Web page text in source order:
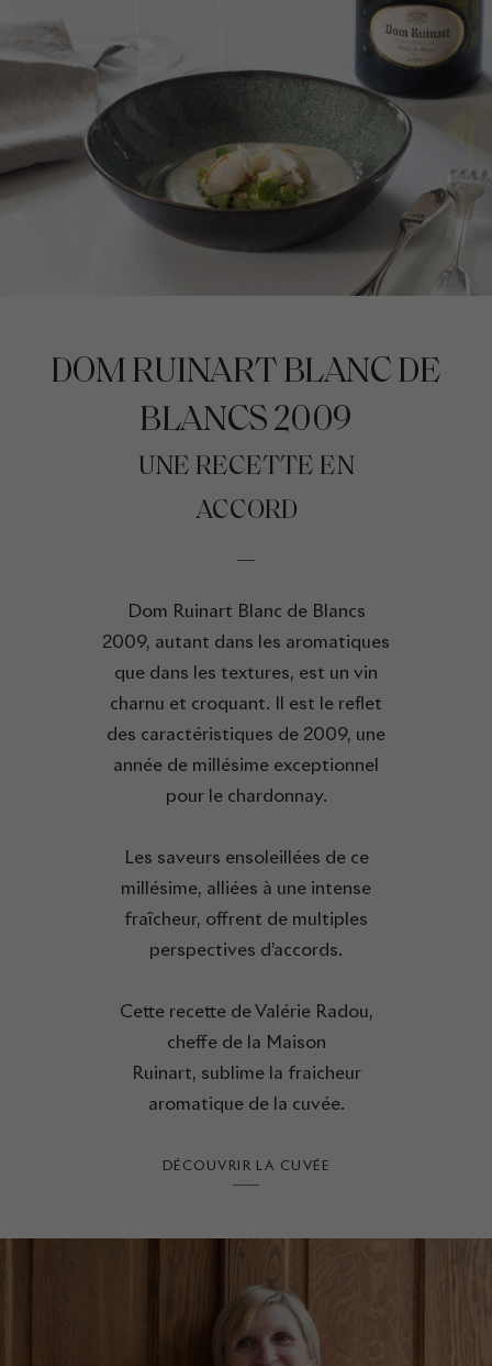
DOM RUINART BLANC DE
BLANCS 2009
UNE RECETTE EN
ACCORD
Dom Ruinart Blanc de Blancs
2009, autant dans les aromatiques
que dans les textures, est un vin
charnu et croquant. Il est le reflet
des caractéristiques de 2009, une
année de millésime exceptionnel
pour le chardonnay.
Les saveurs ensoleillées de ce
millésime, alliées à une intense
fraîcheur, offrent de multiples
perspectives d’accords.
Cette recette de Valérie Radou,
cheffe de la Maison
Ruinart, sublime la fraicheur
aromatique de la cuvée.
DÉCOUVRIR LA CUVÉE